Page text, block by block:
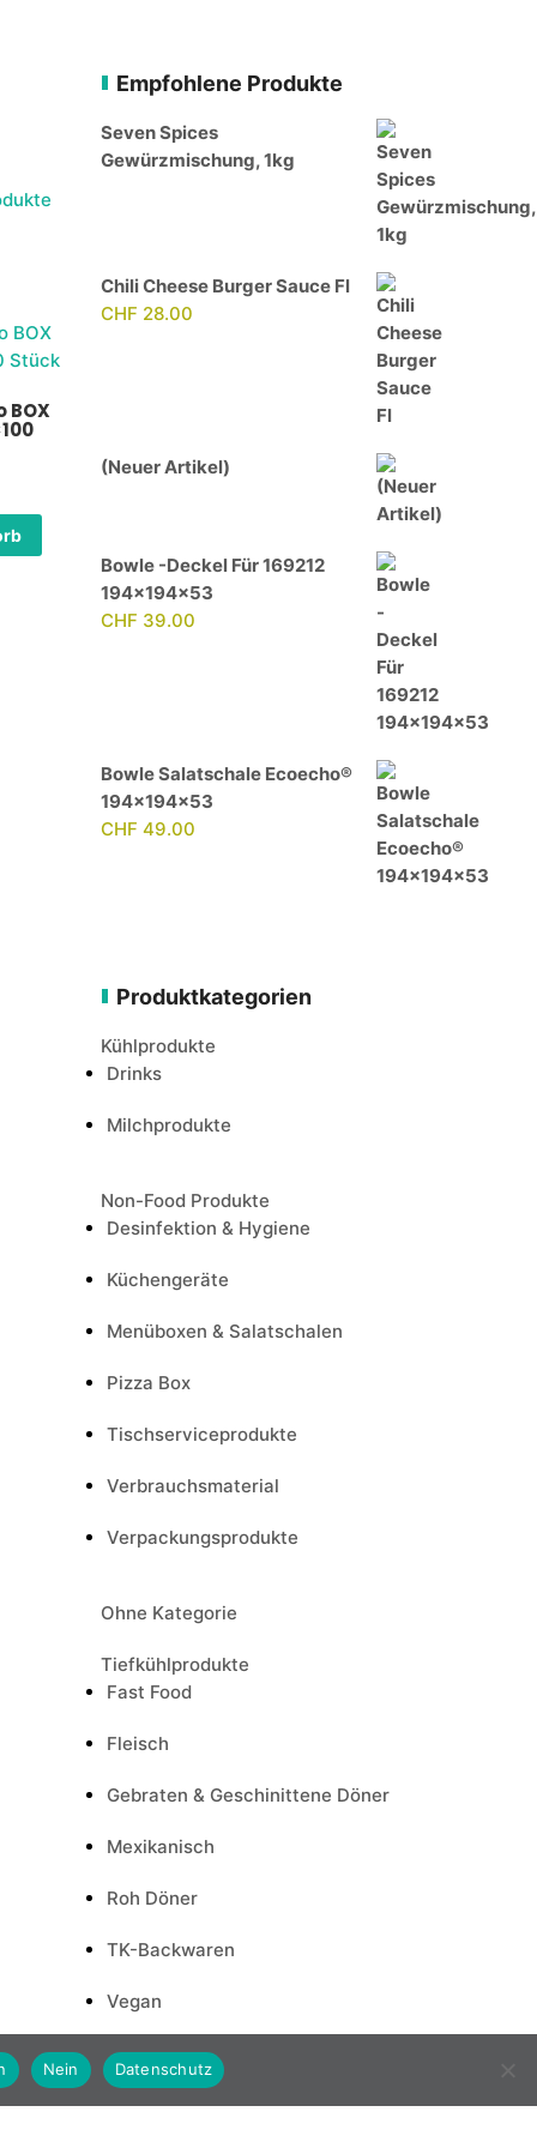
BOX
Empfohlene Produkte
Seven Spices
Gewürzmischung, 1kg
Chili Cheese Burger Sauce Fl
CHF 28.00
(Neuer Artikel)
Bowle -Deckel Für 169212
194x194x53
CHF 39.00
Bowle Salatschale Ecoecho®
194x194x53
CHF 49.00
Produktkategorien
Kühlprodukte
Drinks
Milchprodukte
Non-Food Produkte
Desinfektion & Hygiene
Küchengeräte
Menüboxen & Salatschalen
Pizza Box
Tischserviceprodukte
Verbrauchsmaterial
Verpackungsprodukte
Ohne Kategorie
Tiefkühlprodukte
Fast Food
Fleisch
Gebraten & Geschinittene Döner
Mexikanisch
Roh Döner
TK-Backwaren
Vegan
Weitere TK-Produkte
Nein Datenschutz